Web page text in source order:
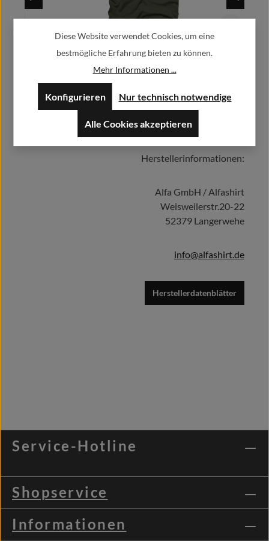
T Shirt #1208
Regulärer Preis:
Ab29,90 €
Preise inkl. MwSt. zzgl. Versandkosten
Details
Herstellerinformationen:
Alfa GmbH / Alfashirt
Weisweilerstr.20-22
52379 Langerwehe
info@alfashirt.de
Herstellerdatenblätter
Service-Hotline
Shopservice
Informationen
Diese Website verwendet Cookies, um eine
bestmögliche Erfahrung bieten zu können.
Mehr Informationen ...
Nur technisch notwendige
Konfigurieren
Alle Cookies akzeptieren